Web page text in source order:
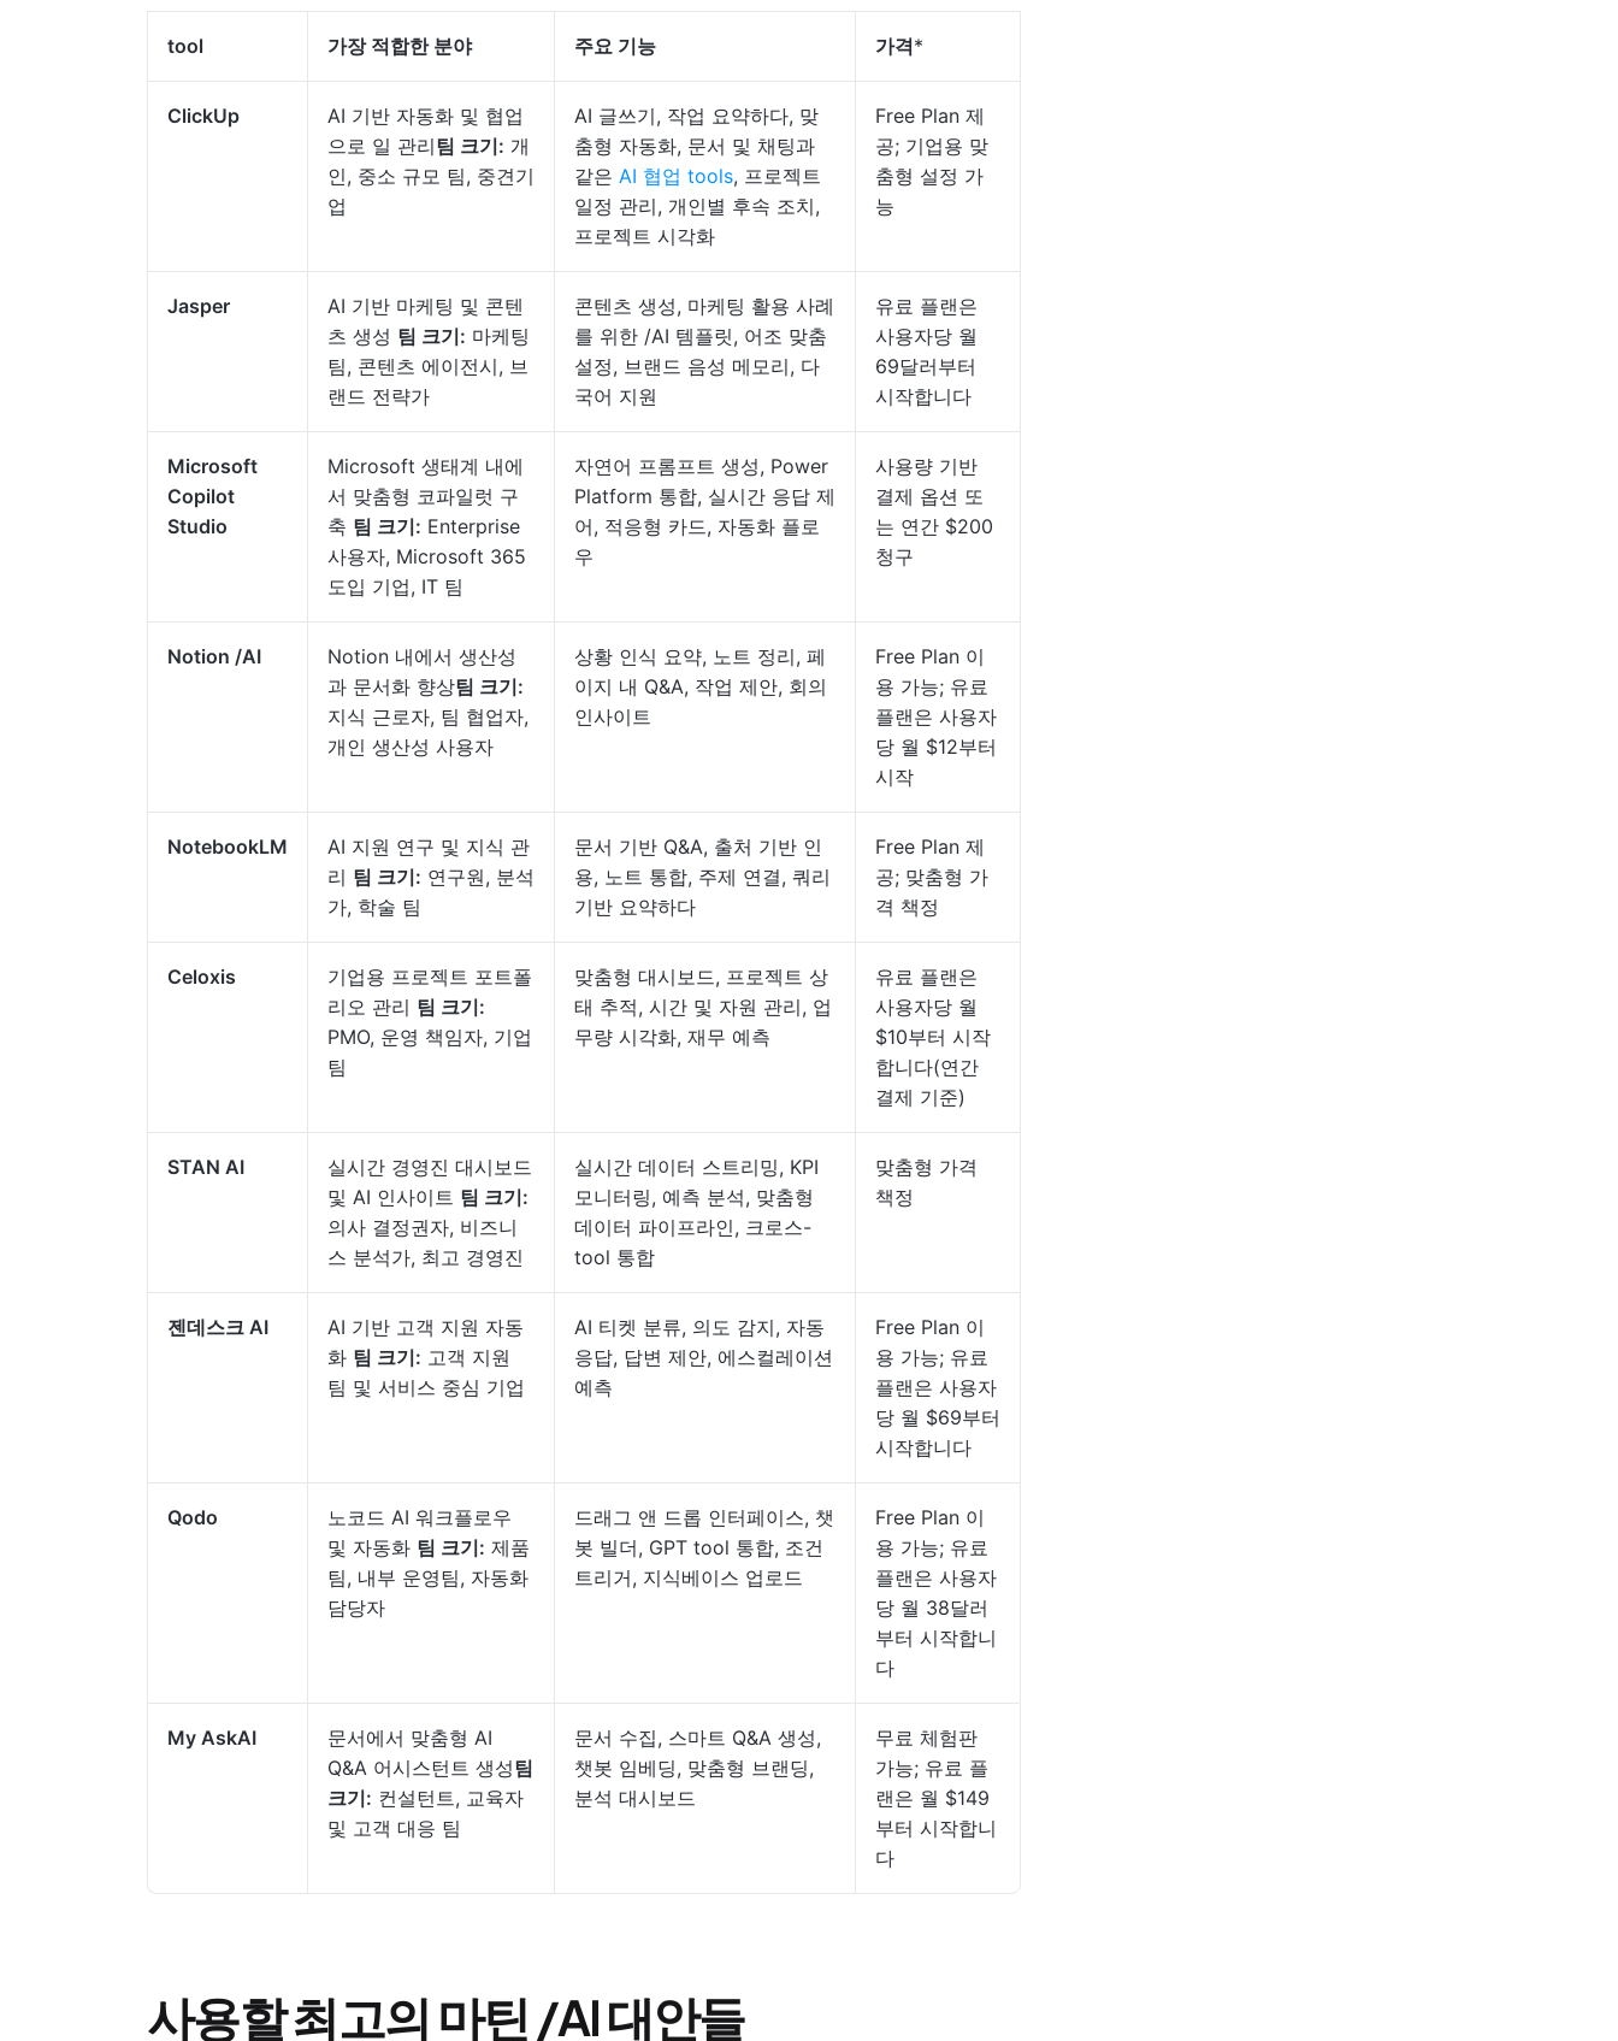
tool 가장 적합한 분야 주요 기능 가격*
ClickUp
AI 기반 자동화 및 협업
으로 일 관리팀 크기: 개
인, 중소 규모 팀, 중견기
업
AI 글쓰기, 작업 요약하다, 맞
춤형 자동화, 문서 및 채팅과
같은 AI 협업 tools, 프로젝트
일정 관리, 개인별 후속 조치,
프로젝트 시각화
Free Plan 제
공; 기업용 맞
춤형 설정 가
능
Jasper
AI 기반 마케팅 및 콘텐
츠 생성 팀 크기: 마케팅
팀, 콘텐츠 에이전시, 브
랜드 전략가
콘텐츠 생성, 마케팅 활용 사례
를 위한 /AI 템플릿, 어조 맞춤
설정, 브랜드 음성 메모리, 다
국어 지원
유료 플랜은
사용자당 월
69달러부터
시작합니다
Microsoft
Copilot
Studio
Microsoft 생태계 내에
서 맞춤형 코파일럿 구
축 팀 크기: Enterprise
사용자, Microsoft 365
도입 기업, IT 팀
자연어 프롬프트 생성, Power
Platform 통합, 실시간 응답 제
어, 적응형 카드, 자동화 플로
우
사용량 기반
결제 옵션 또
는 연간 $200
청구
Notion /AI
Notion 내에서 생산성
과 문서화 향상팀 크기:
지식 근로자, 팀 협업자,
개인 생산성 사용자
상황 인식 요약, 노트 정리, 페
이지 내 Q&A, 작업 제안, 회의
인사이트
Free Plan 이
용 가능; 유료
플랜은 사용자
당 월 $12부터
시작
NotebookLM
AI 지원 연구 및 지식 관
리 팀 크기: 연구원, 분석
가, 학술 팀
문서 기반 Q&A, 출처 기반 인
용, 노트 통합, 주제 연결, 쿼리
기반 요약하다
Free Plan 제
공; 맞춤형 가
격 책정
Celoxis
기업용 프로젝트 포트폴
리오 관리 팀 크기:
PMO, 운영 책임자, 기업
팀
맞춤형 대시보드, 프로젝트 상
태 추적, 시간 및 자원 관리, 업
무량 시각화, 재무 예측
유료 플랜은
사용자당 월
$10부터 시작
합니다(연간
결제 기준)
STAN AI
실시간 경영진 대시보드
및 AI 인사이트 팀 크기:
의사 결정권자, 비즈니
스 분석가, 최고 경영진
실시간 데이터 스트리밍, KPI
모니터링, 예측 분석, 맞춤형
데이터 파이프라인, 크로스-
tool 통합
맞춤형 가격
책정
젠데스크 AI
AI 기반 고객 지원 자동
화 팀 크기: 고객 지원
팀 및 서비스 중심 기업
AI 티켓 분류, 의도 감지, 자동
응답, 답변 제안, 에스컬레이션
예측
Free Plan 이
용 가능; 유료
플랜은 사용자
당 월 $69부터
시작합니다
Qodo
노코드 AI 워크플로우
및 자동화 팀 크기: 제품
팀, 내부 운영팀, 자동화
담당자
드래그 앤 드롭 인터페이스, 챗
봇 빌더, GPT tool 통합, 조건
트리거, 지식베이스 업로드
Free Plan 이
용 가능; 유료
플랜은 사용자
당 월 38달러
부터 시작합니
다
My AskAI
문서에서 맞춤형 AI
Q&A 어시스턴트 생성팀
크기: 컨설턴트, 교육자
및 고객 대응 팀
문서 수집, 스마트 Q&A 생성,
챗봇 임베딩, 맞춤형 브랜딩,
분석 대시보드
무료 체험판
가능; 유료 플
랜은 월 $149
부터 시작합니
다
사용할 최고의 마틴 /AI 대안들